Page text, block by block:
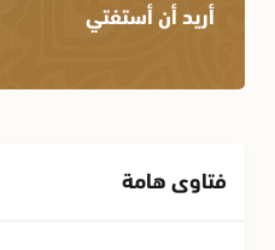
مسائل متفرقة في المعاملات
أريد أن أستفتي
فتاوى هامة